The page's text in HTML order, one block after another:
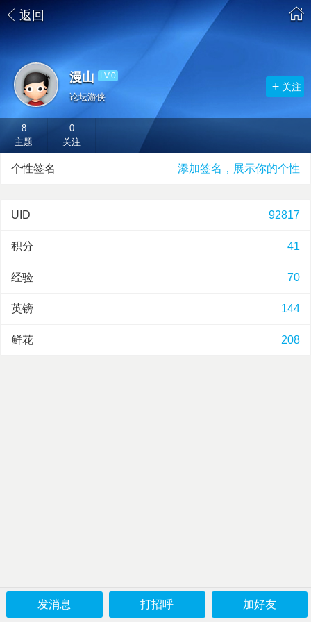
发消息 打招呼 加好友
返回
论坛游侠
关注
漫山 LV.0
8
主题
0
关注
个性签名 添加签名，展示你的个性
UID 92817
积分 41
经验 70
英镑 144
鲜花 208